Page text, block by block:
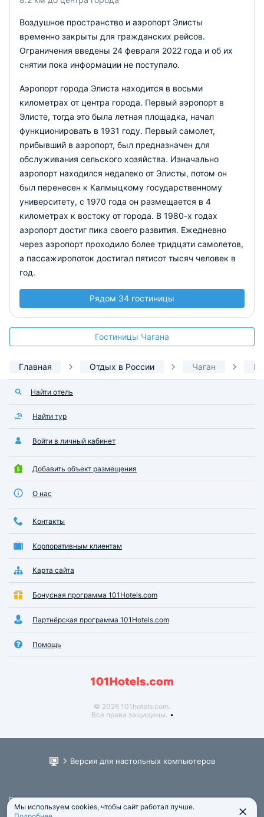
Воздушное пространство и аэропорт Элисты
временно закрыты для гражданских рейсов.
Ограничения введены 24 февраля 2022 года и об их
снятии пока информации не поступало.
Аэропорт города Элиста находится в восьми
километрах от центра города. Первый аэропорт в
Элисте, тогда это была летная площадка, начал
функционировать в 1931 году. Первый самолет,
прибывший в аэропорт, был предназначен для
обслуживания сельского хозяйства. Изначально
аэропорт находился недалеко от Элисты, потом он
был перенесен к Калмыцкому государственному
университету, с 1970 года он размещается в 4
километрах к востоку от города. В 1980-х годах
аэропорт достиг пика своего развития. Ежедневно
через аэропорт проходило более тридцати самолетов,
а пассажиропоток достигал пятисот тысяч человек в
год.
Рядом 34 гостиницы
Гостиницы Чагана
Главная Отдых в России Чаган
Найти отель
Найти тур
Войти в личный кабинет
Добавить объект размещения
О нас
Контакты
Корпоративным клиентам
Карта сайта
Бонусная программа 101Hotels.com
Партнёрская программа 101Hotels.com
Помощь
© 2026 101hotels.com.
Все права защищены.
Версия для настольных компьютеров
Пользовательское соглашение
Юридическая информация
Мы используем cookies, чтобы сайт работал лучше.